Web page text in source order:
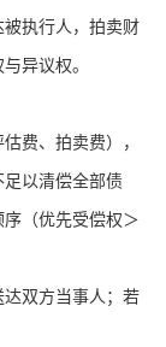
执行人，拍卖财
异议权。
费、拍卖费），
以清偿全部债
（优先受偿权＞
双方当事人；若